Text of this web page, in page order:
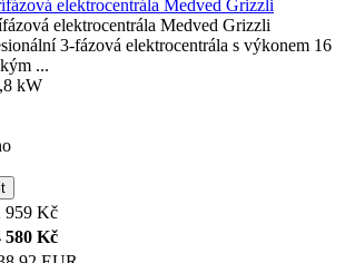
elektrocentrála Medved Grizzli
3-fázová elektrocentrála s výkonem 16
...
kW
959 Kč
580 Kč